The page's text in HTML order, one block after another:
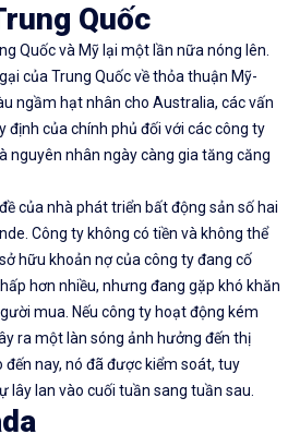
Quốc
Quốc và Mỹ lại một lần nữa nóng lên.
của Trung Quốc về thỏa thuận Mỹ-
ngầm hạt nhân cho Australia, các vấn
định của chính phủ đối với các công ty
nguyên nhân ngày càng gia tăng căng
của nhà phát triển bất động sản số hai
Công ty không có tiền và không thể
hữu khoản nợ của công ty đang cố
hơn nhiều, nhưng đang gặp khó khăn
mua. Nếu công ty hoạt động kém
ra một làn sóng ảnh hưởng đến thị
nay, nó đã được kiểm soát, tuy
lây lan vào cuối tuần sang tuần sau.